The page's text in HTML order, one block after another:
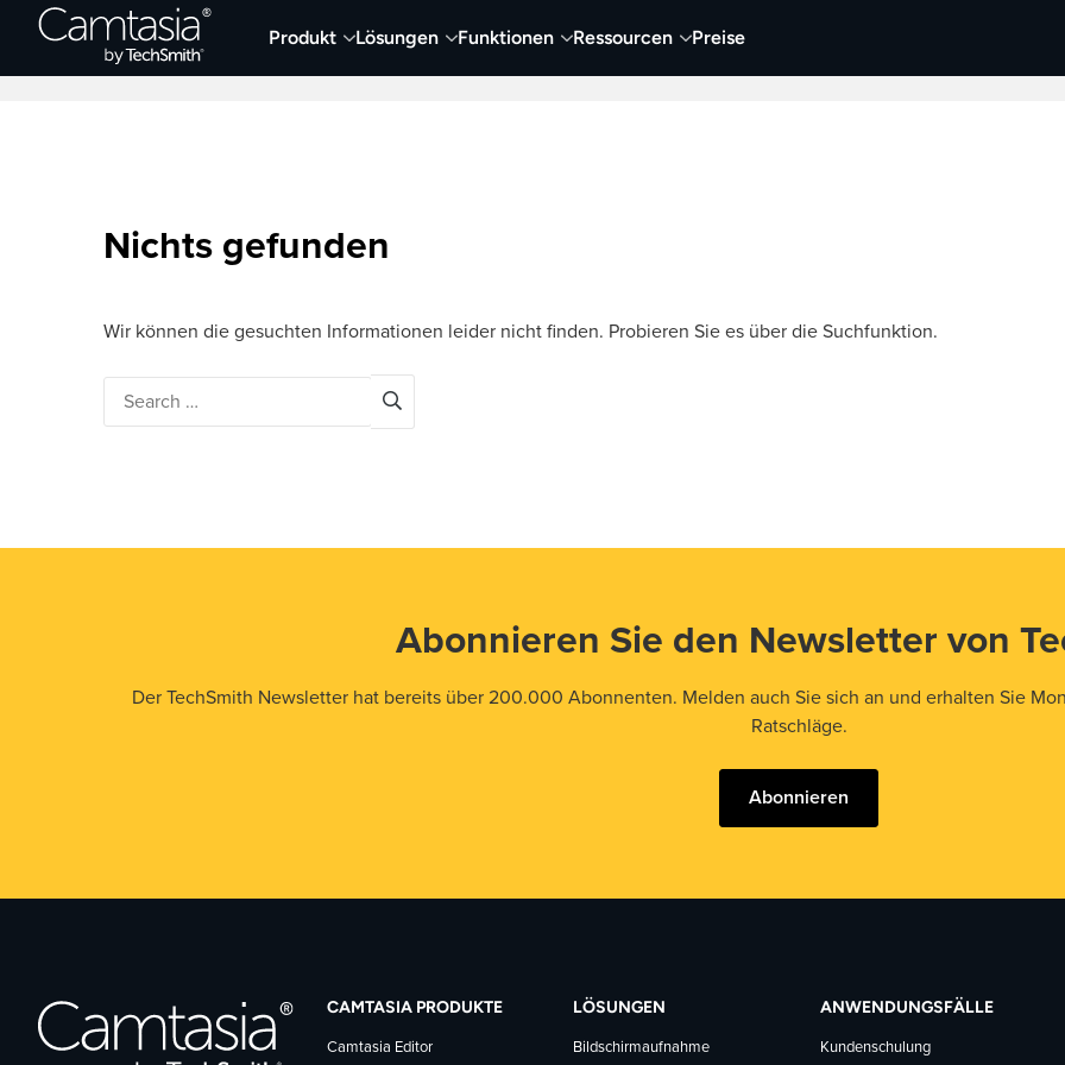
Direkt
Produkt Lösungen Funktionen Ressourcen Preise
Neueste Artikel Screen Capture und Aufnehmen Video Visueller Content
Nichts gefunden
Wir können die gesuchten Informationen leider nicht finden. Probieren Sie es über die Suchfunktion.
Abonnieren Sie den Newsletter von
Der TechSmith Newsletter hat bereits über 200.000 Abonnenten. Melden auch Sie sich an und erhalten Sie
Ratschläge.
Abonnieren
CAMTASIA PRODUKTE
Camtasia Editor
LÖSUNGEN
Bildschirmaufnahme
ANWENDUNGSFÄLLE
Kundenschulung